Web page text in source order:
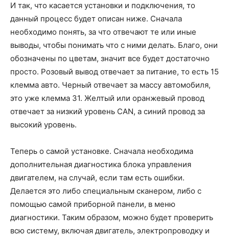
И так, что касается установки и подключения, то
данный процесс будет описан ниже. Сначала
необходимо понять, за что отвечают те или иные
выводы, чтобы понимать что с ними делать. Благо, они
обозначены по цветам, значит все будет достаточно
просто. Розовый вывод отвечает за питание, то есть 15
клемма авто. Черный отвечает за массу автомобиля,
это уже клемма 31. Желтый или оранжевый провод
отвечает за низкий уровень CAN, а синий провод за
высокий уровень.
Теперь о самой установке. Сначала необходима
дополнительная диагностика блока управления
двигателем, на случай, если там есть ошибки.
Делается это либо специальным сканером, либо с
помощью самой приборной панели, в меню
диагностики. Таким образом, можно будет проверить
всю систему, включая двигатель, электропроводку и